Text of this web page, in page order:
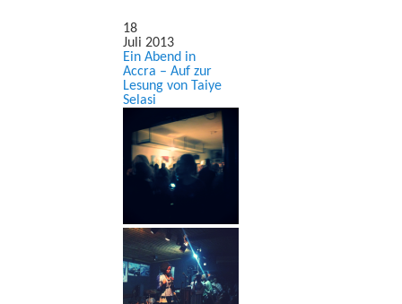
18
Juli 2013
Ein Abend in
Accra – Auf zur
Lesung von Taiye
Selasi